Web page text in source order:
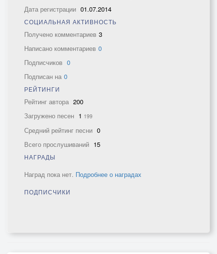
Дата регистрации 01.07.2014
СОЦИАЛЬНАЯ АКТИВНОСТЬ
Получено комментариев 3
Написано комментариев 0
Подписчиков 0
Подписан на 0
РЕЙТИНГИ
Рейтинг автора 200
Загружено песен 1 199
Средний рейтинг песни 0
Всего прослушиваний 15
НАГРАДЫ
Наград пока нет. Подробнее о наградах
ПОДПИСЧИКИ